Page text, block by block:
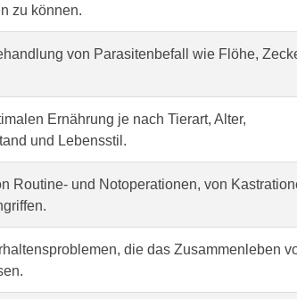
zu können.
von Parasitenbefall wie Flöhe,
Ernährung je nach Tierart, Alter,
und Lebensstil.
Routine- und Notoperationen, von
die das Zusammenleben